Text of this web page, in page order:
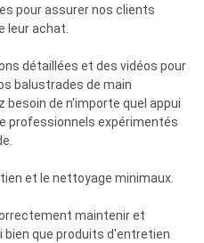
pour assurer nos clients
leur achat.
détaillées et des vidéos pour
balustrades de main
besoin de n'importe quel appui
professionnels expérimentés
et le nettoyage minimaux.
maintenir et
que produits d'entretien